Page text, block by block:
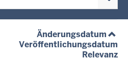
Änderungsdatum
Veröffentlichungsdatum
Relevanz